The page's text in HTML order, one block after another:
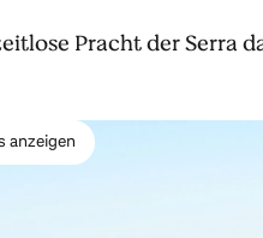
Pracht der Serra
anzeigen